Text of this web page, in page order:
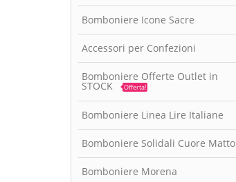
Bomboniere Icone Sacre
Accessori per Confezioni
Bomboniere Offerte Outlet in
STOCK Offerta!
Bomboniere Linea Lire Italiane
Bomboniere Solidali Cuore Matto
Bomboniere Morena